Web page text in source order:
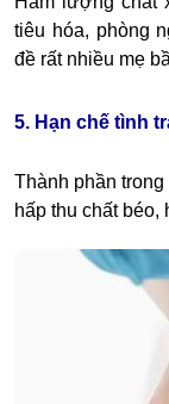
tiêu hóa, phòng
đề rất nhiều mẹ
5. Hạn chế tình
Thành phần
hấp thu chất béo,